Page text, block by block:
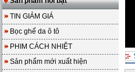
TIN GIẢM GIÁ
Bọc ghế da ô tô
PHIM CÁCH NHIỆT
Sản phẩm mới xuất hiện